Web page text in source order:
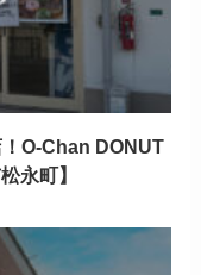
O-Chan DONUT
永町】